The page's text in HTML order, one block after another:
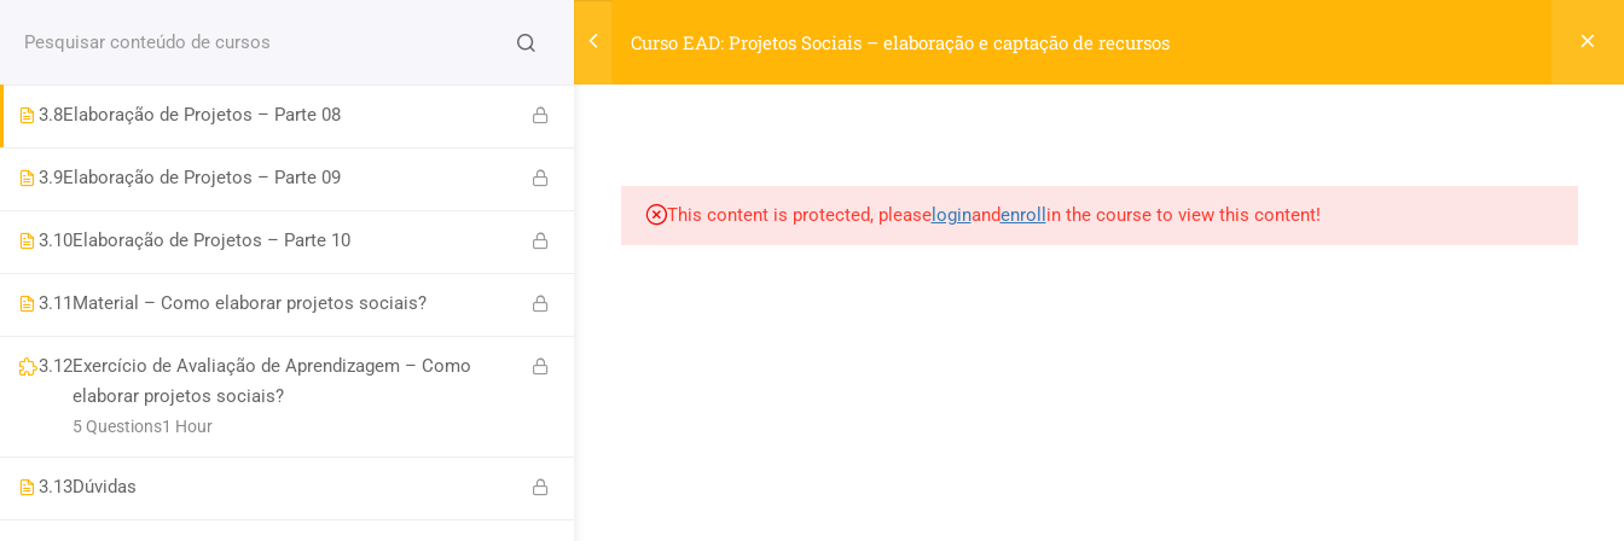
Fale conosco (11) 2579 9697 contato@portaldoenvelhecimento.com.br
CURSOS
Curso EAD: Projetos Sociais – elaboração e captação de recursos
3.7Elaboração de Projetos – Parte 07
3.8Elaboração de Projetos – Parte 08
3.9Elaboração de Projetos – Parte 09
3.10Elaboração de Projetos – Parte 10
3.11Material – Como elaborar projetos sociais?
3.12Exercício de Avaliação de Aprendizagem – Como
elaborar projetos sociais?
1 Hour
5 Questions
3.13Dúvidas
This content is protected, pleaseloginandenroll in the course to view this content!
Education WordPress Theme